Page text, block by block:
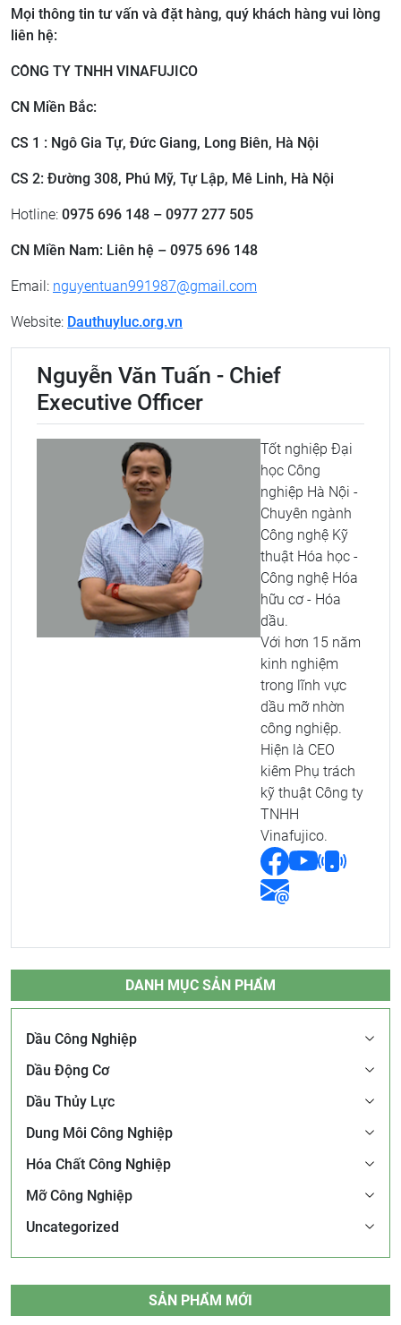
Mọi thông tin tư vấn và đặt hàng, quý khách hàng vui lòng
liên hệ:
CÔNG TY TNHH VINAFUJICO
CN Miền Bắc:
CS 1 : Ngô Gia Tự, Đức Giang, Long Biên, Hà Nội
CS 2: Đường 308, Phú Mỹ, Tự Lập, Mê Linh, Hà Nội
Hotline: 0975 696 148 – 0977 277 505
CN Miền Nam: Liên hệ – 0975 696 148
Email: nguyentuan991987@gmail.com
Website: Dauthuyluc.org.vn
Nguyễn Văn Tuấn - Chief
Executive Officer
Tốt nghiệp Đại
học Công
nghiệp Hà Nội -
Chuyên ngành
Công nghệ Kỹ
thuật Hóa học -
Công nghệ Hóa
hữu cơ - Hóa
dầu.
Với hơn 15 năm
kinh nghiệm
trong lĩnh vực
dầu mỡ nhờn
công nghiệp.
Hiện là CEO
kiêm Phụ trách
kỹ thuật Công ty
TNHH
Vinafujico.
DANH MỤC SẢN PHẨM
Dầu Công Nghiệp
Dầu Động Cơ
Dầu Thủy Lực
Dung Môi Công Nghiệp
Hóa Chất Công Nghiệp
Mỡ Công Nghiệp
Uncategorized
SẢN PHẨM MỚI